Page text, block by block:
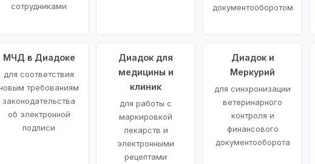
сотрудниками
документооборотом
МЧД в Диадоке
для соответствия
требованиям
законодательства
об электронной
подписи
Диадок для
медицины и
клиник
для работы с
маркировкой
лекарств и
электронными
рецептами
Диадок и
Меркурий
для синхронизации
ветеринарного
контроля и
финансового
документооборота